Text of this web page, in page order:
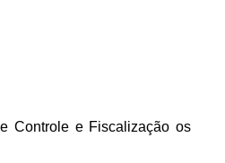
Controle e Fiscalização os